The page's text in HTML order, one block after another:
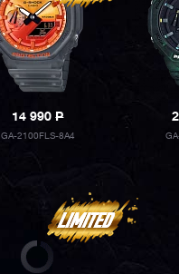
14 990P
GA-2100FLS-8A4